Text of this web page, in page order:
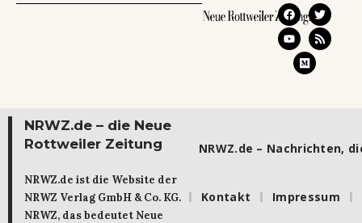
NRWZ.de – die Neue
Rottweiler Zeitung
NRWZ.de ist die Website der
NRWZ Verlag GmbH & Co. KG.
NRWZ, das bedeutet Neue
NRWZ.de – Nachrichten,
Kontakt Impressum